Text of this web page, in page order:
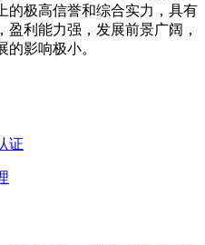
的极高信誉和综合实力，具有
利能力强，发展前景广阔，
的影响极小。
证